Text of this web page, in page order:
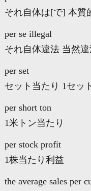
それ自体は[で] 本質
per se illegal
それ自体違法 当然
per set
セット当たり 1セッ
per short ton
1米トン当たり
per stock profit
1株当たり利益
the average sales per